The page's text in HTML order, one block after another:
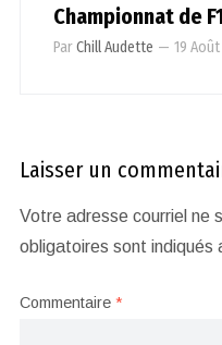
Championnat de
ParChill Audette — 19 Août
Laisser un
Votre adresse courriel ne
obligatoires sont indiqués
Commentaire *